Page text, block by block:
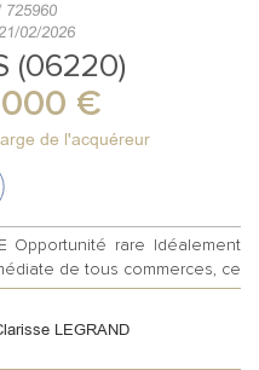
725960
02/2026
(06220)
€
de l'acquéreur
Opportunité rare Idéalement
de tous commerces, ce
LEGRAND